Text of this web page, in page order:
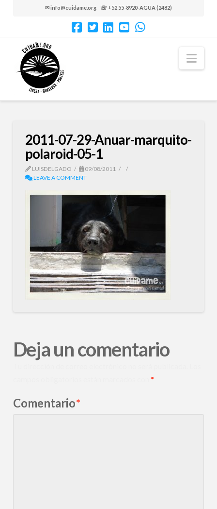
✉ info@cuidame.org ☏ +52 55-8920-AGUA (2482)
2011-07-29-Anuar-marquito-
polaroid-05-1
LUISDELGADO
09/08/2011
LEAVE A COMMENT
Deja un comentario
*
Comentario*